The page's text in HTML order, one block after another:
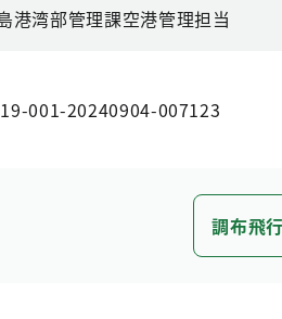
港湾部管理課空港管理担当
001-20240904-007123
調布飛